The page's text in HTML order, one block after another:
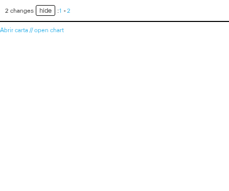
2 changes hide :1 -2
Abrir carta // open chart